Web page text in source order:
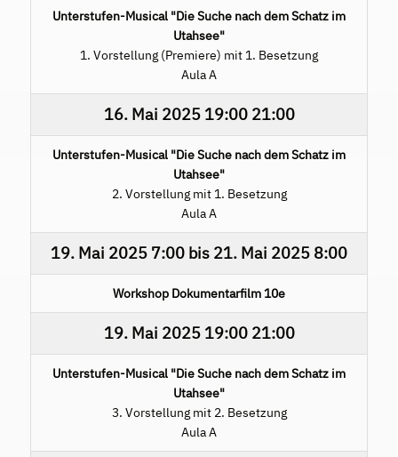
Unterstufen-Musical "Die Suche nach dem Schatz im
Utahsee"
1. Vorstellung (Premiere) mit 1. Besetzung
Aula A
16. Mai 202519:00 21:00
Unterstufen-Musical "Die Suche nach dem Schatz im
Utahsee"
2. Vorstellung mit 1. Besetzung
Aula A
19. Mai 2025 7:00 bis 21. Mai 2025 8:00
Workshop Dokumentarfilm 10e
19. Mai 202519:00 21:00
Unterstufen-Musical "Die Suche nach dem Schatz im
Utahsee"
3. Vorstellung mit 2. Besetzung
Aula A